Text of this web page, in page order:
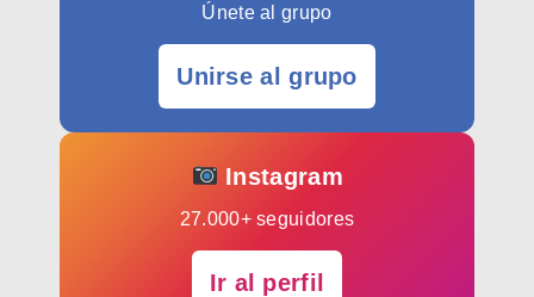
Únete al grupo
Unirse al grupo
Instagram
27.000+ seguidores
Ir al perfil